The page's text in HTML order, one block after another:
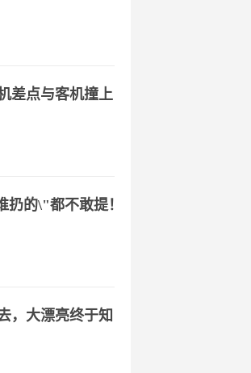
差点与客机撞上
扔的\"都不敢提！
，大漂亮终于知